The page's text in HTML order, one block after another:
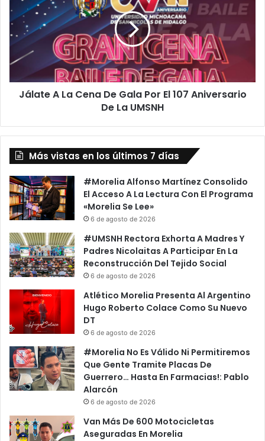
Cena
Gala
Por
El
107
Aniversario
Jálate A La Cena De Gala Por El 107 Aniversario
De La UMSNH
Más vistas en los últimos 7 días
#Morelia Alfonso Martínez Consolido
El Acceso A La Lectura Con El Programa
«Morelia Se Lee»
6 de agosto de 2026
#UMSNH Rectora Exhorta A Madres Y
Padres Nicolaitas A Participar En La
Reconstrucción Del Tejido Social
6 de agosto de 2026
Atlético Morelia Presenta Al Argentino
Hugo Roberto Colace Como Su Nuevo
DT
6 de agosto de 2026
#Morelia No Es Válido Ni Permitiremos
Que Gente Tramite Placas De
Guerrero… Hasta En Farmacias!: Pablo
Alarcón
6 de agosto de 2026
Van Más De 600 Motocicletas
Aseguradas En Morelia